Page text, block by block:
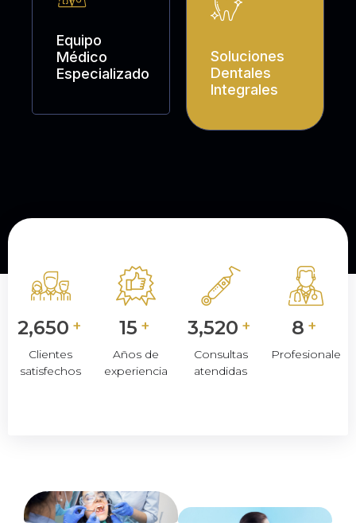
Equipo
Médico
Especializado
Soluciones
Dentales
Integrales
2,650 +
Clientes
satisfechos
15 +
Años de
experiencia
3,520 +
Consultas
atendidas
8 +
Profesionales